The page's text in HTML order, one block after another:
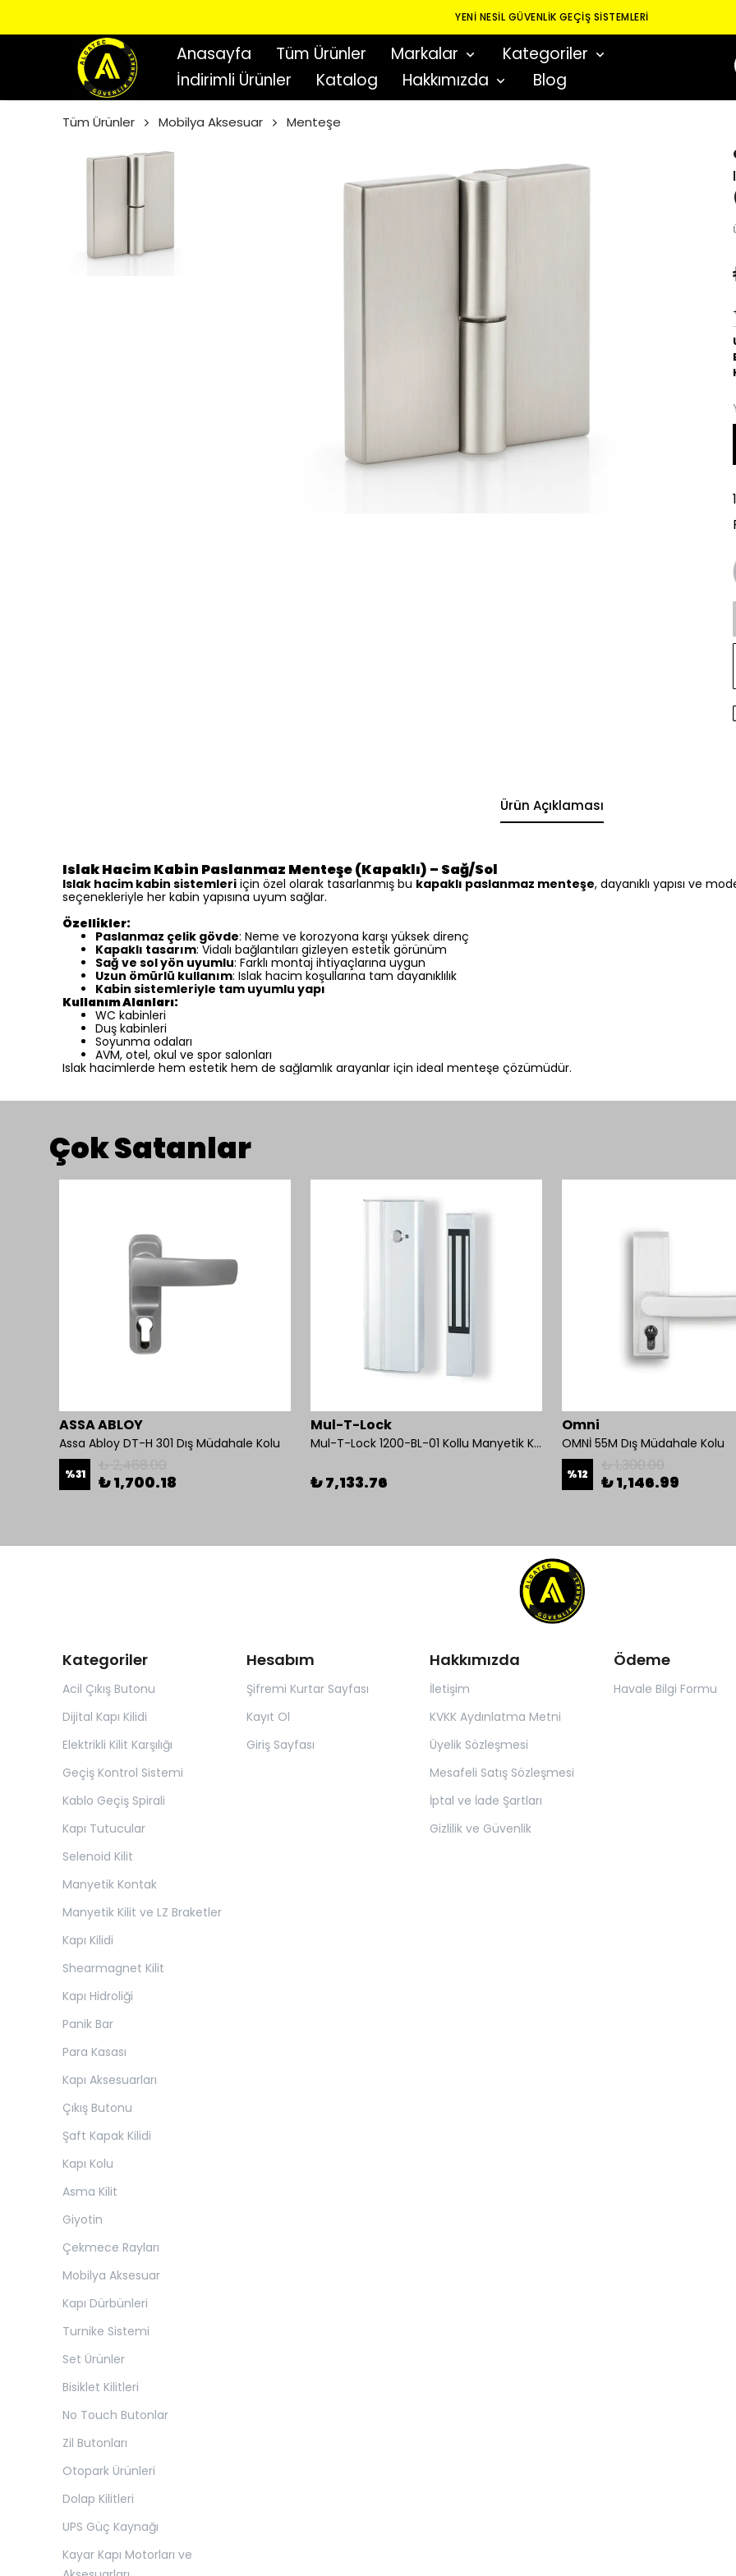
YENI NESIL GÜVENLIK GEÇIŞ SISTEMLERI
Anasayfa Tüm Ürünler Markalar
Kategoriler
İndirimli Ürünler
Katalog Hakkımızda Blog
Tüm Ürünler Mobilya Aksesuar Menteşe
Ürün Açıklaması
Islak Hacim Kabin Paslanmaz Menteşe (Kapaklı) – Sağ/Sol
Islak hacim kabin sistemleri için özel olarak tasarlanmış bu kapaklı paslanmaz menteşe, dayanıklı yapısı ve
seçenekleriyle her kabin yapısına uyum sağlar.
Özellikler:
Paslanmaz çelik gövde: Neme ve korozyona karşı yüksek direnç
Kapaklı tasarım: Vidalı bağlantıları gizleyen estetik görünüm
Sağ ve sol yön uyumlu: Farklı montaj ihtiyaçlarına uygun
Uzun ömürlü kullanım: Islak hacim koşullarına tam dayanıklılık
Kabin sistemleriyle tam uyumlu yapı
Kullanım Alanları:
WC kabinleri
Duş kabinleri
Soyunma odaları
AVM, otel, okul ve spor salonları
Islak hacimlerde hem estetik hem de sağlamlık arayanlar için ideal menteşe çözümüdür.
Çok Satanlar
ASSA ABLOY
Assa Abloy DT-H 301 Dış Müdahale Kolu
%31 ₺ 1,700.18
Mul-T-Lock
Mul-T-Lock 1200-BL-01 Kollu Manyetik Kilit 272 kg 600 Lbs
₺ 7,133.76
Omni
OMNİ 55M Dış Müdahale Kolu
%12 ₺ 1,146.99
Kategoriler
Acil Çıkış Butonu
Dijital Kapı Kilidi
Elektrikli Kilit Karşılığı
Geçiş Kontrol Sistemi
Kablo Geçiş Spirali
Kapı Tutucular
Selenoid Kilit
Manyetik Kontak
Manyetik Kilit ve LZ Braketler
Kapı Kilidi
Shearmagnet Kilit
Kapı Hidroliği
Panik Bar
Para Kasası
Kapı Aksesuarları
Çıkış Butonu
Şaft Kapak Kilidi
Kapı Kolu
Asma Kilit
Giyotin
Çekmece Rayları
Mobilya Aksesuar
Kapı Dürbünleri
Turnike Sistemi
Set Ürünler
Bisiklet Kilitleri
No Touch Butonlar
Zil Butonları
Otopark Ürünleri
Dolap Kilitleri
UPS Güç Kaynağı
Kayar Kapı Motorları ve
Hesabım
Şifremi Kurtar Sayfası
Kayıt Ol
Giriş Sayfası
Hakkımızda
İletişim
KVKK Aydınlatma Metni
Üyelik Sözleşmesi
Mesafeli Satış Sözleşmesi
İptal ve İade Şartları
Gizlilik ve Güvenlik
Ödeme
Havale Bilgi Formu